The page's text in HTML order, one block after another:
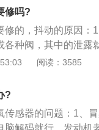
，导致汽车怠速时
输出变弱，怠速抖动
控制阀来控制的，
怠速控制阀的开启进
使得进气量分配不
修吗?
修的，抖动的原因：
各种阀，其中的泄露
高或者过低，最终
之间的油管部分堵
会变稀，发动机动力
怠速运行大都是由
阅读：3585
?
传感器的问题：1、
脑解码就行。发动机